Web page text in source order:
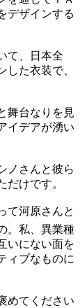
デザインする
て、日本全
した衣装で、
舞台なりを見
イデアが湧い
ノさんと彼ら
けです。
て河原さんと
。私、異業種
いにない面を
ィブなものに
めてください